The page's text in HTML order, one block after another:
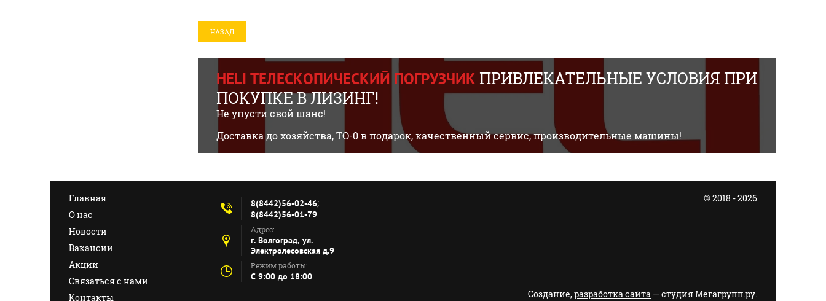
НАЗАД
HELI ТЕЛЕСКОПИЧЕСКИЙ ПОГРУЗЧИК ПРИВЛЕКАТЕЛЬНЫЕ УСЛОВИЯ ПРИ
ПОКУПКЕ В ЛИЗИНГ!
Не упусти свой шанс!
Доставка до хозяйства, ТО-0 в подарок, качественный сервис, производительные машины!
Главная
О нас
Новости
Вакансии
Акции
Связаться с нами
Контакты
8(8442)56-02-46;
8(8442)56-01-79
Адрес:
г. Волгоград, ул.
Электролесовская д.9
Режим работы:
C 9:00 до 18:00
© 2018 - 2026
Создание,разработка сайта — студия Мегагрупп.ру.